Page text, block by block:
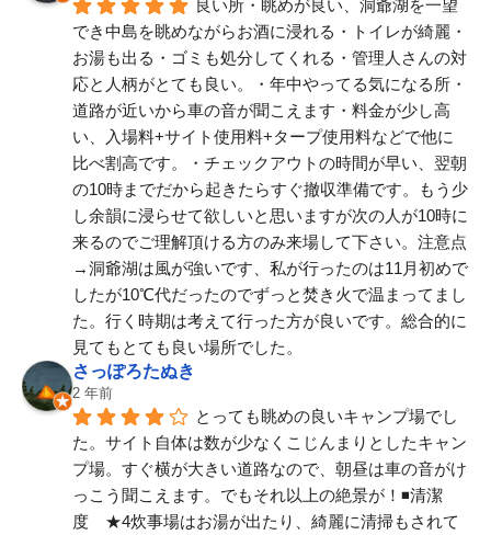
良い所・眺めが良い、洞爺湖を一望
でき中島を眺めながらお酒に浸れる・トイレが綺麗・
お湯も出る・ゴミも処分してくれる・管理人さんの対
応と人柄がとても良い。・年中やってる気になる所・
道路が近いから車の音が聞こえます・料金が少し高
い、入場料+サイト使用料+タープ使用料などで他に
比べ割高です。・チェックアウトの時間が早い、翌朝
の10時までだから起きたらすぐ撤収準備です。もう少
し余韻に浸らせて欲しいと思いますが次の人が10時に
来るのでご理解頂ける方のみ来場して下さい。注意点
→洞爺湖は風が強いです、私が行ったのは11月初めで
したが10℃代だったのでずっと焚き火で温まってまし
た。行く時期は考えて行った方が良いです。総合的に
見てもとても良い場所でした。
さっぽろたぬき
2 年前
とっても眺めの良いキャンプ場でし
た。サイト自体は数が少なくこじんまりとしたキャン
プ場。すぐ横が大きい道路なので、朝昼は車の音がけ
っこう聞こえます。でもそれ以上の絶景が！◾️清潔
度　★4炊事場はお湯が出たり、綺麗に清掃もされて